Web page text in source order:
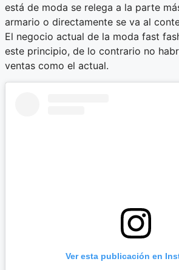
está de moda se relega a la parte
armario o directamente se va al
El negocio actual de la moda fast
este principio, de lo contrario no
ventas como el actual.
Ver esta publicación en